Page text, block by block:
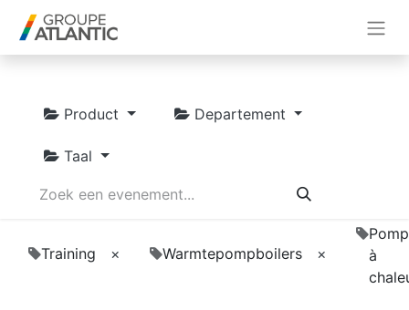
Product Departement
Taal
Training × Warmtepompboilers ×
à